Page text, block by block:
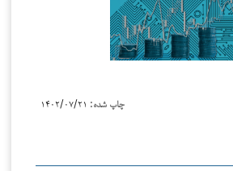
چاپ شده: ۱۴۰۲/۰۷/۲۱